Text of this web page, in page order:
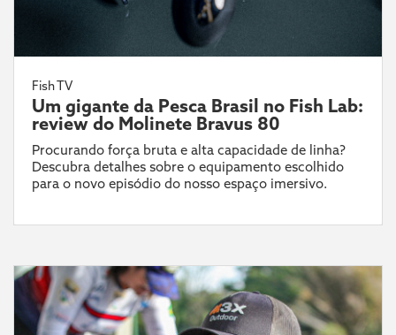
Fish TV
Um gigante da Pesca Brasil no Fish Lab:
review do Molinete Bravus 80
Procurando força bruta e alta capacidade de linha?
Descubra detalhes sobre o equipamento escolhido
para o novo episódio do nosso espaço imersivo.